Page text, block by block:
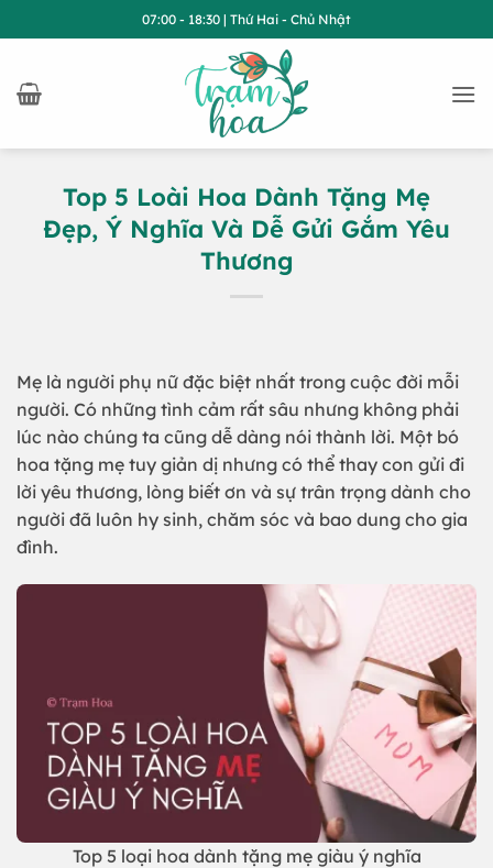
qua
dung
07:00 - 18:30 | Thứ Hai - Chủ Nhật
Top 5 Loài Hoa Dành Tặng Mẹ
Đẹp, Ý Nghĩa Và Dễ Gửi Gắm Yêu
Thương
Mẹ là người phụ nữ đặc biệt nhất trong cuộc đời mỗi
người. Có những tình cảm rất sâu nhưng không phải
lúc nào chúng ta cũng dễ dàng nói thành lời. Một bó
hoa tặng mẹ tuy giản dị nhưng có thể thay con gửi đi
lời yêu thương, lòng biết ơn và sự trân trọng dành cho
người đã luôn hy sinh, chăm sóc và bao dung cho gia
đình.
Top 5 loại hoa dành tặng mẹ giàu ý nghĩa